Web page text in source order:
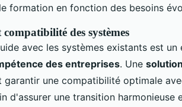
formation en fonction des besoins
des systèmes
avec les systèmes existants est
des entreprises. Une
garantir une compatibilité optimale
d'assurer une transition